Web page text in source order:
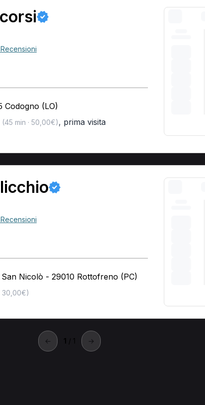
Codogno (LO)
(45 min · 50,00€), prima visita
San Nicolò - 29010 Rottofreno (PC)
30,00€)
← 1 / 1 →